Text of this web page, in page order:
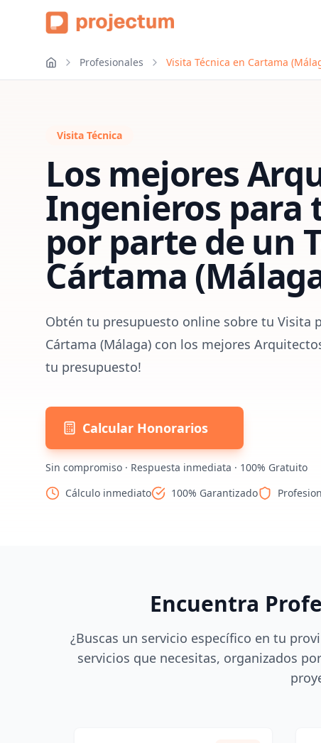
Profesionales Visita Técnica en Cartama
Visita Técnica
Los mejores
Ingenieros para
por parte de un
Cártama
Obtén tu presupuesto online sobre tu Visita
Cártama (Málaga) con los mejores
tu presupuesto!
Calcular Honorarios
Sin compromiso · Respuesta inmediata · 100% Gratuito
Cálculo inmediato
100% Garantizado
Encuentra
¿Buscas un servicio específico en tu
servicios que necesitas, organizados